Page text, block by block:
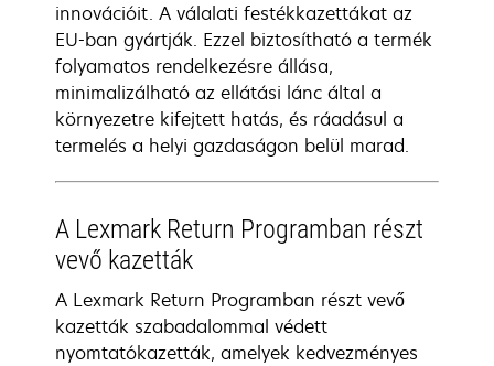
innovációit. A válalati festékkazettákat az
EU-ban gyártják. Ezzel biztosítható a termék
folyamatos rendelkezésre állása,
minimalizálható az ellátási lánc által a
környezetre kifejtett hatás, és ráadásul a
termelés a helyi gazdaságon belül marad.
A Lexmark Return Programban részt
vevő kazetták
A Lexmark Return Programban részt vevő
kazetták szabadalommal védett
nyomtatókazetták, amelyek kedvezményes